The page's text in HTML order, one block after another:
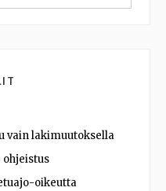
vain lakimuutoksella
oikeutta